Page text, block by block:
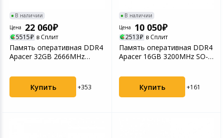
В наличии
Цена
22 060
5515 в Сплит
Память оперативная DDR4
Apacer 32GB 2666MHz
Купить +353
В наличии
Цена
10 050
2513 в Сплит
Память оперативная DDR4
Apacer 16GB 3200MHz SO-
Купить +161